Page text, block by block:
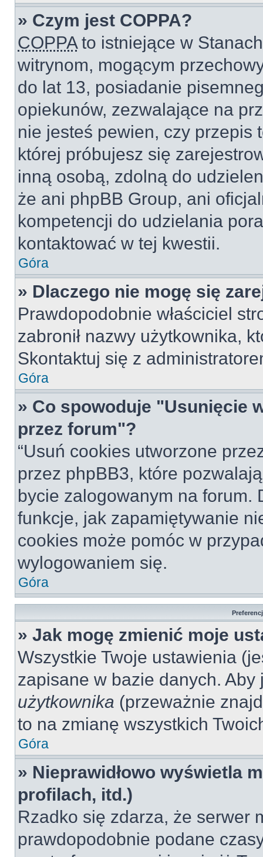
» Czym jest COPPA?
COPPAto istniejące w
witrynom, mogącym
do lat 13, posiadanie
opiekunów, zezwalające na
nie jesteś pewien, czy przepis
której próbujesz się
inną osobą, zdolną do
że ani phpBB Group, ani
kompetencji do udzielania
kontaktować w tej kwestii.
Góra
» Dlaczego nie mogę się
Prawdopodobnie właściciel
zabronił nazwy użytkownika,
Skontaktuj się z
Góra
» Co spowoduje "Usunięcie
przez forum"?
“Usuń cookies utworzone
przez phpBB3, które
bycie zalogowanym na forum.
funkcje, jak zapamiętywanie
cookies może pomóc w
wylogowaniem się.
Góra
» Jak mogę zmienić moje
Wszystkie Twoje ustawienia
zapisane w bazie danych.
użytkownika (przeważnie
to na zmianę wszystkich
Góra
» Nieprawidłowo wyświetla
profilach, itd.)
Rzadko się zdarza, że serwer
prawdopodobnie podane